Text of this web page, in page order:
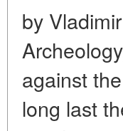
by
against
long last